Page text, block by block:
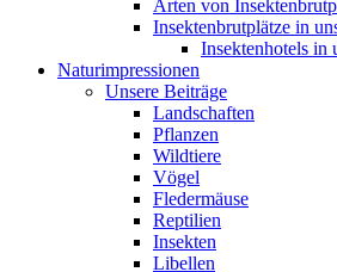
Arten von
Insektenbrutplätze in
Insektenhotels in
Naturimpressionen
Unsere Beiträge
Landschaften
Pflanzen
Wildtiere
Vögel
Fledermäuse
Reptilien
Insekten
Libellen